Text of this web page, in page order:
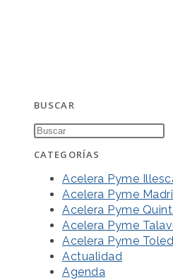
BUSCAR
CATEGORÍAS
Acelera Pyme
Acelera Pyme
Acelera Pyme
Acelera Pyme
Acelera Pyme
Actualidad
Agenda